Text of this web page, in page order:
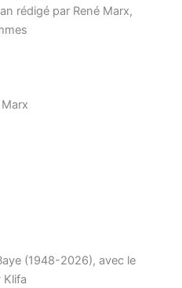
rédigé par René Marx,
(1948-2026), avec le
Klifa